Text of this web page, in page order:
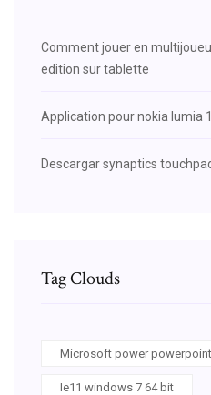
Comment jouer en
edition sur tablette
Application pour nokia lumia
Descargar synaptics
Tag Clouds
Microsoft power
Ie11 windows 7 64 bit